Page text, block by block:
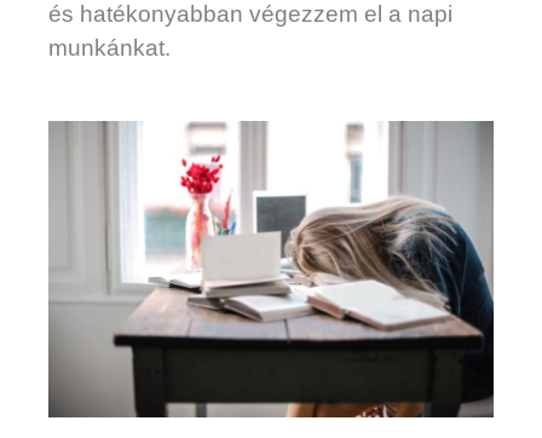
és hatékonyabban végezzem el a napi
munkánkat.